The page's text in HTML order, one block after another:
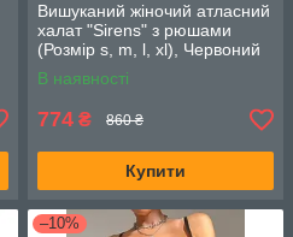
Вишуканий жіночий атласний
халат "Sirens" з рюшами
(Розмір s, m, l, xl), Червоний
В наявності
774 ₴ 860 ₴
Купити
–10%